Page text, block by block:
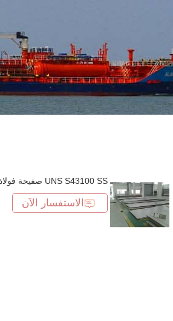
UNS S43100 SS صفيحة فولاذية
الاستفسار الآن